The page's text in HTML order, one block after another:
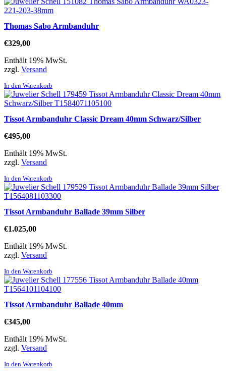
Thomas Sabo Armbanduhr
€329,00
Enthält 19% MwSt.
zzgl. Versand
In den Warenkorb
Tissot Armbanduhr Classic Dream 40mm Schwarz/Silber
€495,00
Enthält 19% MwSt.
zzgl. Versand
In den Warenkorb
Tissot Armbanduhr Ballade 39mm Silber
€1.025,00
Enthält 19% MwSt.
zzgl. Versand
In den Warenkorb
Tissot Armbanduhr Ballade 40mm
€345,00
Enthält 19% MwSt.
zzgl. Versand
In den Warenkorb